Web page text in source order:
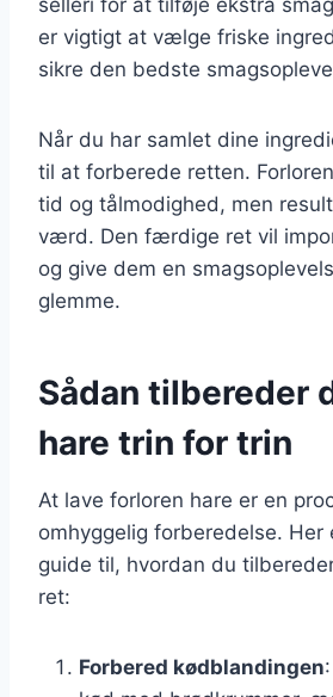
er vigtigt at vælge friske
sikre den bedste
Når du har samlet dine
til at forberede retten.
tid og tålmodighed, men
værd. Den færdige ret vil
og give dem en
glemme.
Sådan tilbereder
hare trin for trin
At lave forloren hare er en
omhyggelig forberedelse.
guide til, hvordan du
ret:
Forbered kødblandingen